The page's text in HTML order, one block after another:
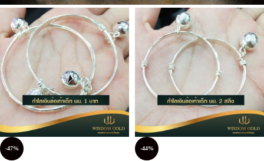
-47% -44%